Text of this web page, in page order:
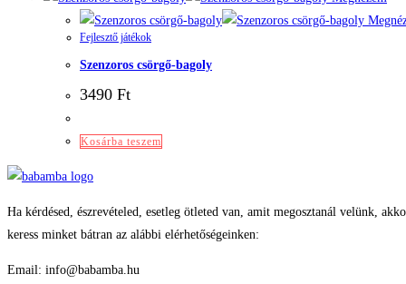
Fejlesztő játékok
Szenzoros csörgő-bagoly
3490 Ft
Kosárba teszem
Ha kérdésed, észrevételed, esetleg ötleted van, amit megosztanál velünk,
keress minket bátran az alábbi elérhetőségeinken:
Email: info@babamba.hu